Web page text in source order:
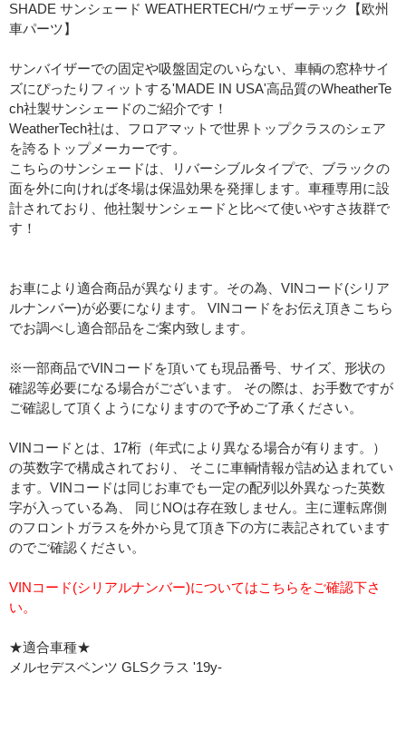
SHADE サンシェード WEATHERTECH/ウェザーテック【欧州
車パーツ】
サンバイザーでの固定や吸盤固定のいらない、車輌の窓枠サイ
ズにぴったりフィットする'MADE IN USA'高品質のWheatherTe
ch社製サンシェードのご紹介です！
WeatherTech社は、フロアマットで世界トップクラスのシェア
を誇るトップメーカーです。
こちらのサンシェードは、リバーシブルタイプで、ブラックの
面を外に向ければ冬場は保温効果を発揮します。車種専用に設
計されており、他社製サンシェードと比べて使いやすさ抜群で
す！
お車により適合商品が異なります。その為、VINコード(シリア
ルナンバー)が必要になります。 VINコードをお伝え頂きこちら
でお調べし適合部品をご案内致します。
※一部商品でVINコードを頂いても現品番号、サイズ、形状の
確認等必要になる場合がございます。 その際は、お手数ですが
ご確認して頂くようになりますので予めご了承ください。
VINコードとは、17桁（年式により異なる場合が有ります。）
の英数字で構成されており、 そこに車輌情報が詰め込まれてい
ます。VINコードは同じお車でも一定の配列以外異なった英数
字が入っている為、 同じNOは存在致しません。主に運転席側
のフロントガラスを外から見て頂き下の方に表記されています
のでご確認ください。
VINコード(シリアルナンバー)についてはこちらをご確認下さ
い。
★適合車種★
メルセデスベンツ GLSクラス '19y-